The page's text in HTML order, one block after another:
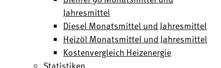
Jahresmittel
Diesel Monatsmittel und Jahresmittel
Heizöl Monatsmittel und Jahresmittel
Kostenvergleich Heizenergie
Statistiken